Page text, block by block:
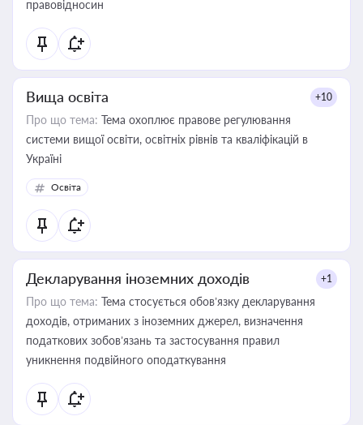
правовідносин
Вища освіта +10
Про що тема: Тема охоплює правове регулювання
системи вищої освіти, освітніх рівнів та кваліфікацій в
Україні
Освіта
Декларування іноземних доходів +1
Про що тема: Тема стосується обов’язку декларування
доходів, отриманих з іноземних джерел, визначення
податкових зобов’язань та застосування правил
уникнення подвійного оподаткування